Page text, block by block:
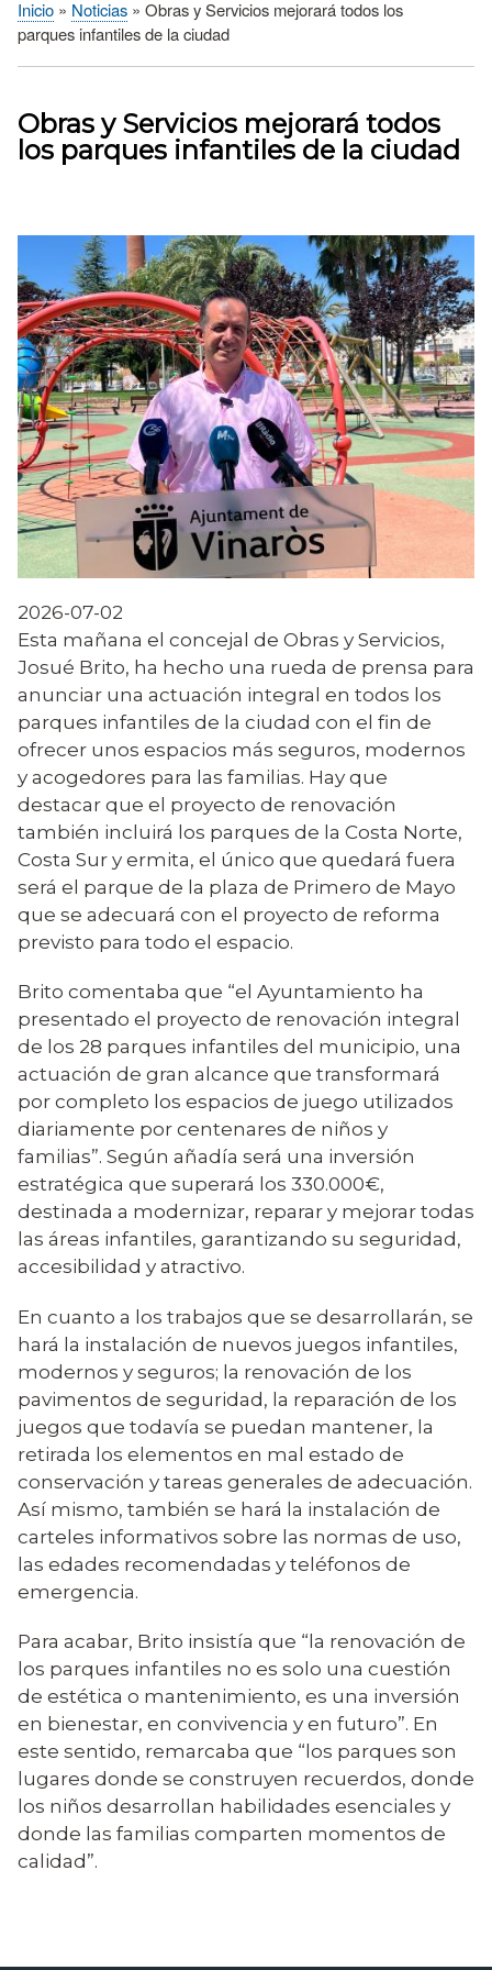
Sobrescribir
ayuda
a
la
Inicio Noticias
Obras y Servicios mejorará todos los
parques infantiles de la ciudad
Obras y Servicios mejorará todos
los parques infantiles de la ciudad
2026-07-02
Esta mañana el concejal de Obras y Servicios,
Josué Brito, ha hecho una rueda de prensa para
anunciar una actuación integral en todos los
parques infantiles de la ciudad con el fin de
ofrecer unos espacios más seguros, modernos
y acogedores para las familias. Hay que
destacar que el proyecto de renovación
también incluirá los parques de la Costa Norte,
Costa Sur y ermita, el único que quedará fuera
será el parque de la plaza de Primero de Mayo
que se adecuará con el proyecto de reforma
previsto para todo el espacio.
Brito comentaba que “el Ayuntamiento ha
presentado el proyecto de renovación integral
de los 28 parques infantiles del municipio, una
actuación de gran alcance que transformará
por completo los espacios de juego utilizados
diariamente por centenares de niños y
familias”. Según añadía será una inversión
estratégica que superará los 330.000€,
destinada a modernizar, reparar y mejorar todas
las áreas infantiles, garantizando su seguridad,
accesibilidad y atractivo.
En cuanto a los trabajos que se desarrollarán, se
hará la instalación de nuevos juegos infantiles,
modernos y seguros; la renovación de los
pavimentos de seguridad, la reparación de los
juegos que todavía se puedan mantener, la
retirada los elementos en mal estado de
conservación y tareas generales de adecuación.
Así mismo, también se hará la instalación de
carteles informativos sobre las normas de uso,
las edades recomendadas y teléfonos de
emergencia.
Para acabar, Brito insistía que “la renovación de
los parques infantiles no es solo una cuestión
de estética o mantenimiento, es una inversión
en bienestar, en convivencia y en futuro”. En
este sentido, remarcaba que “los parques son
lugares donde se construyen recuerdos, donde
los niños desarrollan habilidades esenciales y
donde las familias comparten momentos de
calidad”.